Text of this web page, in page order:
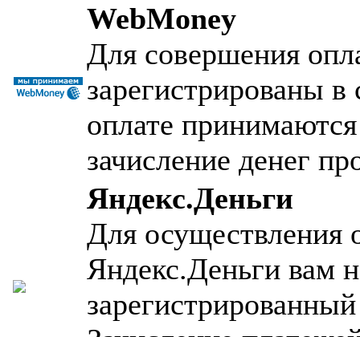
WebMoney
Для совершения
зарегистрированы
оплате
зачисление денег
Яндекс.Деньги
Для осуществления
Яндекс.Деньги вам